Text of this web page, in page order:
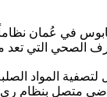
في عُمان نظاماً
المواد